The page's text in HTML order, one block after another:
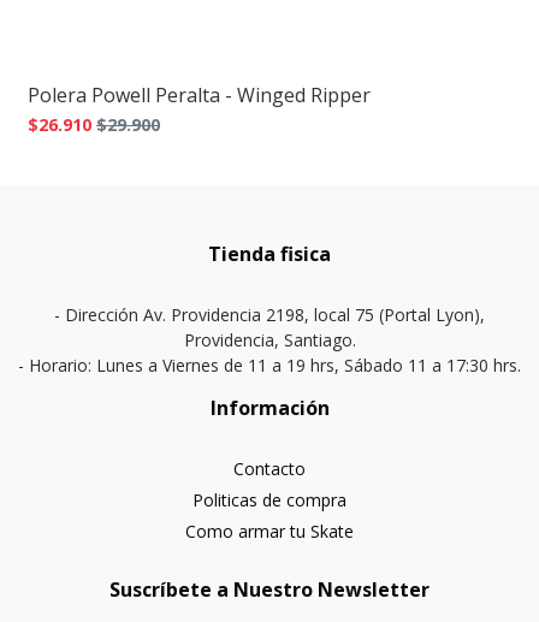
Polera Powell Peralta - Winged Ripper
$26.910 $29.900
Tienda fisica
- Dirección Av. Providencia 2198, local 75 (Portal Lyon),
Providencia, Santiago.
- Horario: Lunes a Viernes de 11 a 19 hrs, Sábado 11 a 17:30 hrs.
Información
Contacto
Politicas de compra
Como armar tu Skate
Suscríbete a Nuestro Newsletter